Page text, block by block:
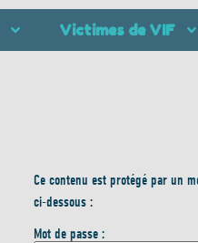
Victimes de VIF
Ce contenu est protégé par un
ci-dessous :
Mot de passe :